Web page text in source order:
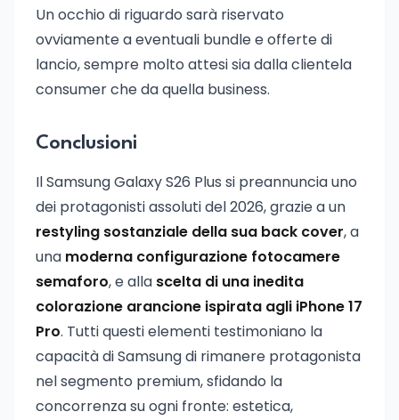
Un occhio di riguardo sarà riservato
ovviamente a eventuali bundle e offerte di
lancio, sempre molto attesi sia dalla clientela
consumer che da quella business.
Conclusioni
Il Samsung Galaxy S26 Plus si preannuncia uno
dei protagonisti assoluti del 2026, grazie a un
restyling sostanziale della sua back cover, a
una moderna configurazione fotocamere
semaforo, e alla scelta di una inedita
colorazione arancione ispirata agli iPhone 17
Pro. Tutti questi elementi testimoniano la
capacità di Samsung di rimanere protagonista
nel segmento premium, sfidando la
concorrenza su ogni fronte: estetica,